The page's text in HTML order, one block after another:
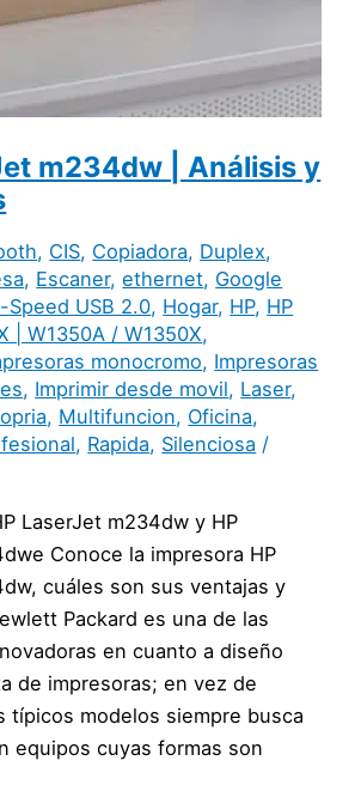
m234dw | Análisis y
, CIS, Copiadora, Duplex,
, Escaner,ethernet, Google
Speed USB 2.0, Hogar, HP, HP
| W1350A / W1350X,
monocromo, Impresoras
, Imprimir desde movil, Laser,
, Multifuncion, Oficina,
, Rapida, Silenciosa /
LaserJet m234dw y HP
Conoce la impresora HP
cuáles son sus ventajas y
Packard es una de las
en cuanto a diseño
de impresoras; en vez de
típicos modelos siempre busca
equipos cuyas formas son